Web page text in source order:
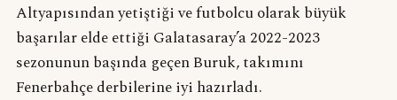
Altyapısından yetiştiği ve futbolcu olarak büyük
başarılar elde ettiği Galatasaray’a 2022-2023
sezonunun başında geçen Buruk, takımını
Fenerbahçe derbilerine iyi hazırladı.